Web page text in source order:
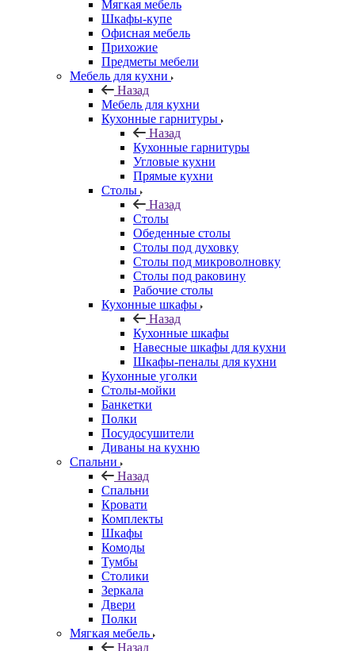
Мягкая мебель
Шкафы-купе
Офисная мебель
Прихожие
Предметы мебели
Мебель для кухни
Назад
Мебель для кухни
Кухонные гарнитуры
Назад
Кухонные гарнитуры
Угловые кухни
Прямые кухни
Столы
Назад
Столы
Обеденные столы
Столы под духовку
Столы под микроволновку
Столы под раковину
Рабочие столы
Кухонные шкафы
Назад
Кухонные шкафы
Навесные шкафы для кухни
Шкафы-пеналы для кухни
Кухонные уголки
Столы-мойки
Банкетки
Полки
Посудосушители
Диваны на кухню
Спальни
Назад
Спальни
Кровати
Комплекты
Шкафы
Комоды
Тумбы
Столики
Зеркала
Двери
Полки
Мягкая мебель
Назад